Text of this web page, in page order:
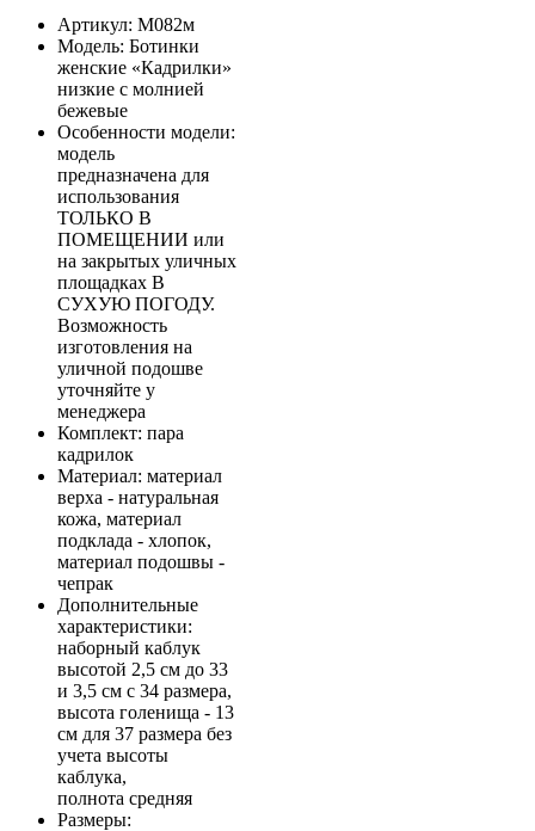
Артикул: М082м
Модель: Ботинки
женские «Кадрилки»
низкие с молнией
бежевые
Особенности модели:
модель
предназначена для
использования
ТОЛЬКО В
ПОМЕЩЕНИИ или
на закрытых уличных
площадках В
СУХУЮ ПОГОДУ.
Возможность
изготовления на
уличной подошве
уточняйте у
менеджера
Комплект: пара
кадрилок
Материал: материал
верха - натуральная
кожа, материал
подклада - хлопок,
материал подошвы -
чепрак
Дополнительные
характеристики:
наборный каблук
высотой 2,5 см до 33
и 3,5 см с 34 размера,
высота голенища - 13
см для 37 размера без
учета высоты
каблука,
полнота средняя
Размеры: